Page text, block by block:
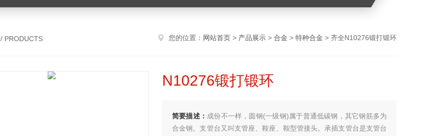
/ PRODUCTS 您的位置： 网站首页 > 产品展示 > 合金 > 特种合金 > 齐全N10276锻打锻环
N10276锻打锻环
简要描述： 成份不一样，圆钢(一级钢)属于普通低碳钢，其它钢筋多为
合金钢。支管台又叫支管座、鞍座、鞍型管接头。承插支管台是支管台